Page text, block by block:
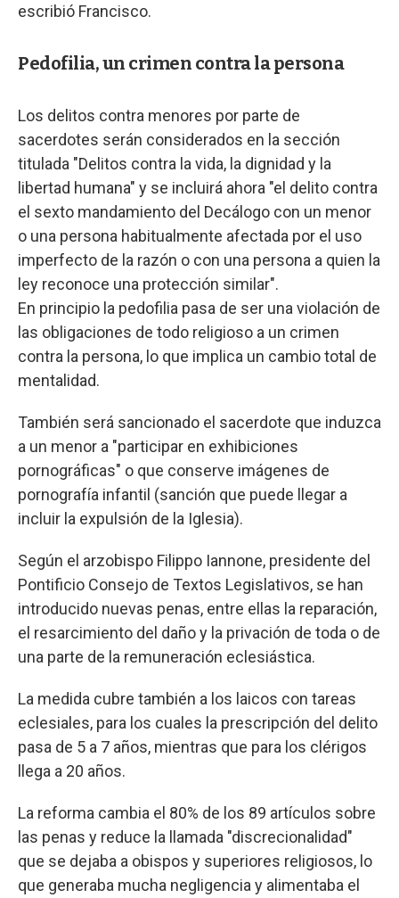
escribió Francisco.
Pedofilia, un crimen contra la persona
Los delitos contra menores por parte de
sacerdotes serán considerados en la sección
titulada "Delitos contra la vida, la dignidad y la
libertad humana" y se incluirá ahora "el delito contra
el sexto mandamiento del Decálogo con un menor
o una persona habitualmente afectada por el uso
imperfecto de la razón o con una persona a quien la
ley reconoce una protección similar".
En principio la pedofilia pasa de ser una violación de
las obligaciones de todo religioso a un crimen
contra la persona, lo que implica un cambio total de
mentalidad.
También será sancionado el sacerdote que induzca
a un menor a "participar en exhibiciones
pornográficas" o que conserve imágenes de
pornografía infantil (sanción que puede llegar a
incluir la expulsión de la Iglesia).
Según el arzobispo Filippo Iannone, presidente del
Pontificio Consejo de Textos Legislativos, se han
introducido nuevas penas, entre ellas la reparación,
el resarcimiento del daño y la privación de toda o de
una parte de la remuneración eclesiástica.
La medida cubre también a los laicos con tareas
eclesiales, para los cuales la prescripción del delito
pasa de 5 a 7 años, mientras que para los clérigos
llega a 20 años.
La reforma cambia el 80% de los 89 artículos sobre
las penas y reduce la llamada "discrecionalidad"
que se dejaba a obispos y superiores religiosos, lo
que generaba mucha negligencia y alimentaba el